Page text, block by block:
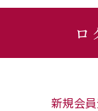
ロ
新規会